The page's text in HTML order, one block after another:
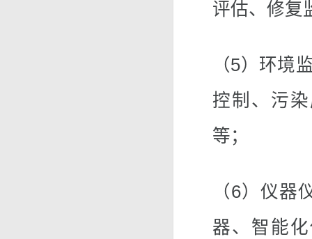
评估、修复
（5）环境
控制、污
等；
（6）仪器
器、智能